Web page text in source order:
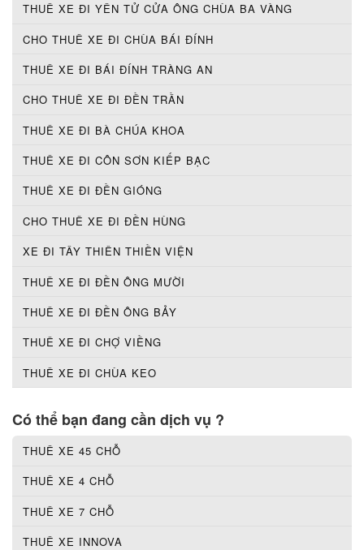
THUÊ XE ĐI YÊN TỬ CỬA ÔNG CHÙA BA VÀNG
CHO THUÊ XE ĐI CHÙA BÁI ĐÍNH
THUÊ XE ĐI BÁI ĐÍNH TRÀNG AN
CHO THUÊ XE ĐI ĐỀN TRẦN
THUÊ XE ĐI BÀ CHÚA KHOA
THUÊ XE ĐI CÔN SƠN KIẾP BẠC
THUÊ XE ĐI ĐỀN GIÓNG
CHO THUÊ XE ĐI ĐỀN HÙNG
XE ĐI TÂY THIÊN THIỀN VIỆN
THUÊ XE ĐI ĐỀN ÔNG MƯỜI
THUÊ XE ĐI ĐỀN ÔNG BẢY
THUÊ XE ĐI CHỢ VIỀNG
THUÊ XE ĐI CHÙA KEO
Có thể bạn đang cần dịch vụ ?
THUÊ XE 45 CHỖ
THUÊ XE 4 CHỖ
THUÊ XE 7 CHỖ
THUÊ XE INNOVA